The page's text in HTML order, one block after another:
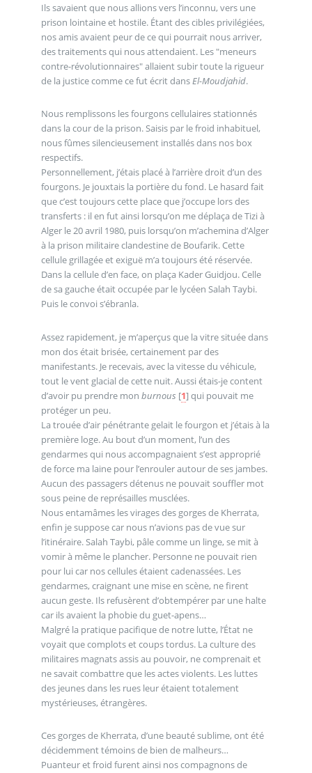
Ils savaient que nous allions vers l’inconnu, vers une
prison lointaine et hostile. Étant des cibles privilégiées,
nos amis avaient peur de ce qui pourrait nous arriver,
des traitements qui nous attendaient. Les "meneurs
contre-révolutionnaires" allaient subir toute la rigueur
de la justice comme ce fut écrit dans El-Moudjahid.
Nous remplissons les fourgons cellulaires stationnés
dans la cour de la prison. Saisis par le froid inhabituel,
nous fûmes silencieusement installés dans nos box
respectifs.
Personnellement, j’étais placé à l’arrière droit d’un des
fourgons. Je jouxtais la portière du fond. Le hasard fait
que c’est toujours cette place que j’occupe lors des
transferts : il en fut ainsi lorsqu’on me déplaça de Tizi à
Alger le 20 avril 1980, puis lorsqu’on m’achemina d’Alger
à la prison militaire clandestine de Boufarik. Cette
cellule grillagée et exiguë m’a toujours été réservée.
Dans la cellule d’en face, on plaça Kader Guidjou. Celle
de sa gauche était occupée par le lycéen Salah Taybi.
Puis le convoi s’ébranla.
Assez rapidement, je m’aperçus que la vitre située dans
mon dos était brisée, certainement par des
manifestants. Je recevais, avec la vitesse du véhicule,
tout le vent glacial de cette nuit. Aussi étais-je content
d’avoir pu prendre mon burnous [1]qui pouvait me
protéger un peu.
La trouée d’air pénétrante gelait le fourgon et j’étais à la
première loge. Au bout d’un moment, l’un des
gendarmes qui nous accompagnaient s’est approprié
de force ma laine pour l’enrouler autour de ses jambes.
Aucun des passagers détenus ne pouvait souffler mot
sous peine de représailles musclées.
Nous entamâmes les virages des gorges de Kherrata,
enfin je suppose car nous n’avions pas de vue sur
l’itinéraire. Salah Taybi, pâle comme un linge, se mit à
vomir à même le plancher. Personne ne pouvait rien
pour lui car nos cellules étaient cadenassées. Les
gendarmes, craignant une mise en scène, ne firent
aucun geste. Ils refusèrent d’obtempérer par une halte
car ils avaient la phobie du guet-apens…
Malgré la pratique pacifique de notre lutte, l’État ne
voyait que complots et coups tordus. La culture des
militaires magnats assis au pouvoir, ne comprenait et
ne savait combattre que les actes violents. Les luttes
des jeunes dans les rues leur étaient totalement
mystérieuses, étrangères.
Ces gorges de Kherrata, d’une beauté sublime, ont été
décidemment témoins de bien de malheurs…
Puanteur et froid furent ainsi nos compagnons de